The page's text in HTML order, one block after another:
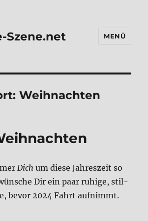
Szene.net MENÜ
Weihnachten
Dich um die­se Jah­res­zeit so
Dir ein paar ruhi­ge, stil­
bevor 2024 Fahrt auf­nimmt.